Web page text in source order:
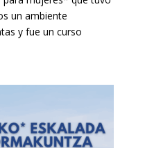
un ambiente
y fue un curso